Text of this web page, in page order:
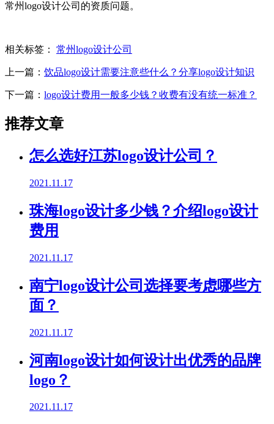
常州logo设计公司的资质问题。
相关标签： 常州logo设计公司
上一篇： 饮品logo设计需要注意些什么？分享logo设计知识
下一篇： logo设计费用一般多少钱？收费有没有统一标准？
推荐文章
怎么选好江苏logo设计公司？
2021.11.17
珠海logo设计多少钱？介绍logo设计
费用
2021.11.17
南宁logo设计公司选择要考虑哪些方
面？
2021.11.17
河南logo设计如何设计出优秀的品牌
logo？
2021.11.17